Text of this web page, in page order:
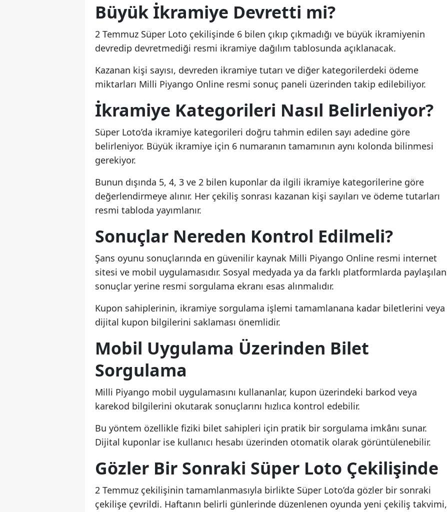
Büyük İkramiye Devretti mi?
2 Temmuz Süper Loto çekilişinde 6 bilen çıkıp çıkmadığı ve büyük ikramiyenin
devredip devretmediği resmi ikramiye dağılım tablosunda açıklanacak.
Kazanan kişi sayısı, devreden ikramiye tutarı ve diğer kategorilerdeki ödeme
miktarları Milli Piyango Online resmi sonuç paneli üzerinden takip edilebiliyor.
İkramiye Kategorileri Nasıl Belirleniyor?
Süper Loto’da ikramiye kategorileri doğru tahmin edilen sayı adedine göre
belirleniyor. Büyük ikramiye için 6 numaranın tamamının aynı kolonda bilinmesi
gerekiyor.
Bunun dışında 5, 4, 3 ve 2 bilen kuponlar da ilgili ikramiye kategorilerine göre
değerlendirmeye alınır. Her çekiliş sonrası kazanan kişi sayıları ve ödeme tutarları
resmi tabloda yayımlanır.
Sonuçlar Nereden Kontrol Edilmeli?
Şans oyunu sonuçlarında en güvenilir kaynak Milli Piyango Online resmi internet
sitesi ve mobil uygulamasıdır. Sosyal medyada ya da farklı platformlarda paylaşılan
sonuçlar yerine resmi sorgulama ekranı esas alınmalıdır.
Kupon sahiplerinin, ikramiye sorgulama işlemi tamamlanana kadar biletlerini veya
dijital kupon bilgilerini saklaması önemlidir.
Mobil Uygulama Üzerinden Bilet
Sorgulama
Milli Piyango mobil uygulamasını kullananlar, kupon üzerindeki barkod veya
karekod bilgilerini okutarak sonuçlarını hızlıca kontrol edebilir.
Bu yöntem özellikle fiziki bilet sahipleri için pratik bir sorgulama imkânı sunar.
Dijital kuponlar ise kullanıcı hesabı üzerinden otomatik olarak görüntülenebilir.
Gözler Bir Sonraki Süper Loto Çekilişinde
2 Temmuz çekilişinin tamamlanmasıyla birlikte Süper Loto’da gözler bir sonraki
çekilişe çevrildi. Haftanın belirli günlerinde düzenlenen oyunda yeni çekiliş takvimi,